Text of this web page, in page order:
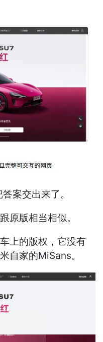
案交出来了。
原版相当相似。
上的版权，它没有
自家的MiSans。